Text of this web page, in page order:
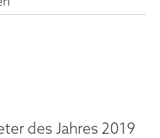
des Jahres 2019